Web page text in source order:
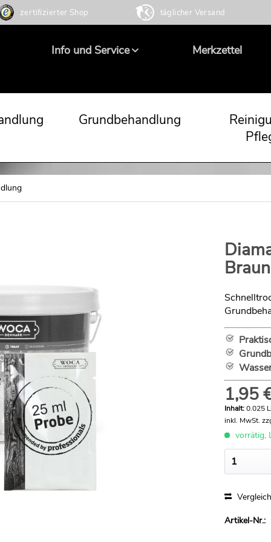
zertifizierter Shop täglicher Versand
Info und Service Merkzettel
Grundbehandlung
1,95
Inhalt:0.025
inkl. MwSt.
vorrätig,
Artikel-Nr.: